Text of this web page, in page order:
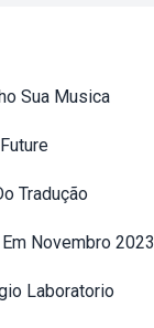
Sua Musica
Tradução
Novembro 2023
Laboratorio